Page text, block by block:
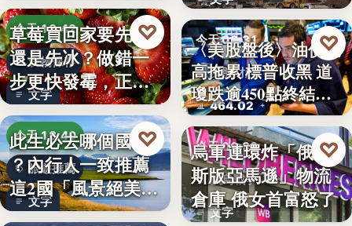
今天 18:42
食物保存
文字
草莓買回家要先洗
還是先冰？做錯一
步更快發霉，正確
保存方式…
♡
今天 18:40
旅遊推薦
文字
此生必去哪個國家
？內行人一致推薦
這2國「風景絕美、
美食好…
♡
今天 06:31
美股財經
464.02
〈美股盤後〉油價走
高拖累 標普收黑 道
瓊跌逾450點終結…
♡
今天 06:30
俄烏戰爭
文字
烏軍連環炸「俄羅
斯版亞馬遜」物流
倉庫 俄女首富怒了
♡